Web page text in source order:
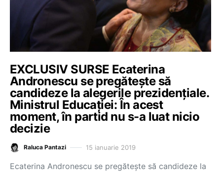
EXCLUSIV SURSE Ecaterina
Andronescu se pregătește să
candideze la alegerile prezidențiale.
Ministrul Educației: În acest
moment, în partid nu s-a luat nicio
decizie
Raluca Pantazi 15 ianuarie 2019
Ecaterina Andronescu se pregătește să candideze la